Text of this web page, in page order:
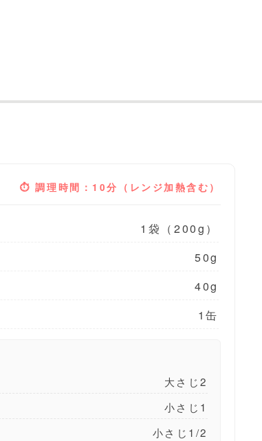
⏱ 調理時間：10分（レンジ加熱含む）
1袋（200g）
50g
40g
1缶
大さじ2
小さじ1
小さじ1/2